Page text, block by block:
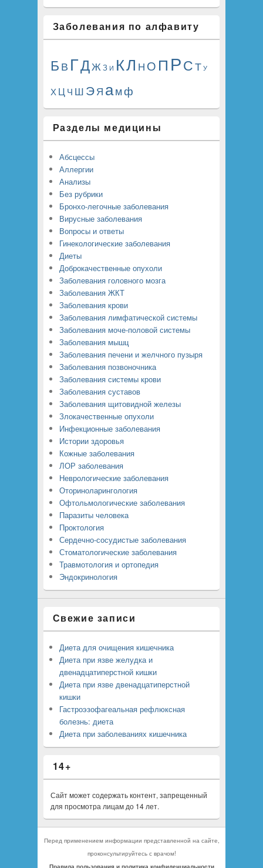
Заболевания по алфавиту
БВ ГДЖ З И КЛ Н О П РСТ У
Х Ц Ч Ш ЭЯ амф
Разделы медицины
Абсцессы
Аллергии
Анализы
Без рубрики
Бронхо-легочные заболевания
Вирусные заболевания
Вопросы и ответы
Гинекологические заболевания
Диеты
Доброкачественные опухоли
Заболевания головного мозга
Заболевания ЖКТ
Заболевания крови
Заболевания лимфатической системы
Заболевания моче-половой системы
Заболевания мышц
Заболевания печени и желчного пузыря
Заболевания позвоночника
Заболевания системы крови
Заболевания суставов
Заболевания щитовидной железы
Злокачественные опухоли
Инфекционные заболевания
Истории здоровья
Кожные заболевания
ЛОР заболевания
Неврологические заболевания
Оториноларингология
Офтольмологические заболевания
Паразиты человека
Проктология
Сердечно-сосудистые заболевания
Стоматологические заболевания
Травмотология и ортопедия
Эндокринология
Свежие записи
Диета для очищения кишечника
Диета при язве желудка и
двенадцатиперстной кишки
Диета при язве двенадцатиперстной
кишки
Гастроэзофагеальная рефлюксная
болезнь: диета
Диета при заболеваниях кишечника
14+
Сайт может содержать контент, запрещенный
для просмотра лицам до 14 лет.
Перед применением информации представленной на сайте,
проконсультируйтесь с врачом!
Правила пользования и политика конфиденциальности